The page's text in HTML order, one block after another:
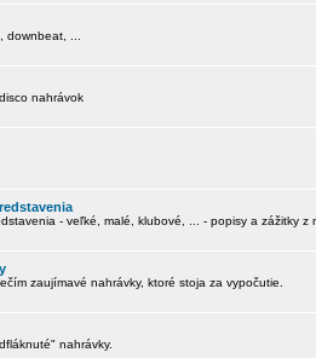
downbeat, ...
nahrávok
- veľké, malé, klubové, ... - popisy a zážitky z
zaujímavé nahrávky, ktoré stoja za vypočutie.
nahrávky.